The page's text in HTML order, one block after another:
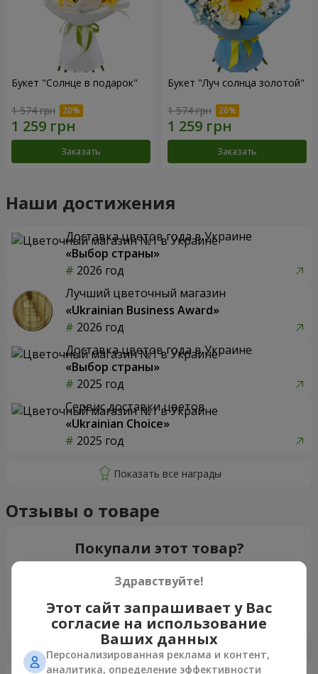
Букет "Солнце в подарок"
1 574 грн
Заказать
Букет "Луч солнца золотой"
1 574 грн
Заказать
Наши достижения
Доставка цветов года в Украине
«Выбор страны»
2026 год
Лучший цветочный магазин
«Ukrainian Business Award»
2026 год
Доставка цветов года в Украине
«Выбор страны»
2025 год
Сервис доставки цветов
«Ukrainian Choice»
2025 год
Отзывы о товаре
Покупали этот товар?
Оставьте свой отзыв о товаре. Это поможет другим
клиентам сделать свой выбор!
Оставить отзыв
Здравствуйте!
Этот сайт запрашивает у Вас
согласие на использование
Ваших данных
Персонализированная реклама и контент,
аналитика, определение эффективности